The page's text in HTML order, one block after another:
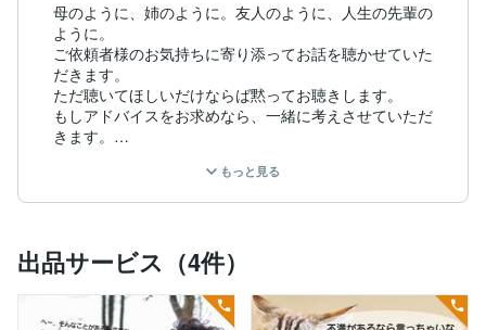
母のように、姉のように。友人のように、人生の先輩の
ように。
ご依頼者様のお気持ちに寄り添ってお話を聴かせていた
だきます。
ただ聴いてほしいだけならば黙ってお聴きします。
もしアドバイスをお求めなら、一緒に考えさせていただ
きます。
好奇心が旺盛なので、経験はなくともいろいろなお話を
一緒にいるだけで落ち着く、そばにいると温かさを感じ
る、話を聴いてもらうと安心する、すごく楽しく話がで
きる、と言われることがとても多いです。
もっと見る
出品サービス（4件）